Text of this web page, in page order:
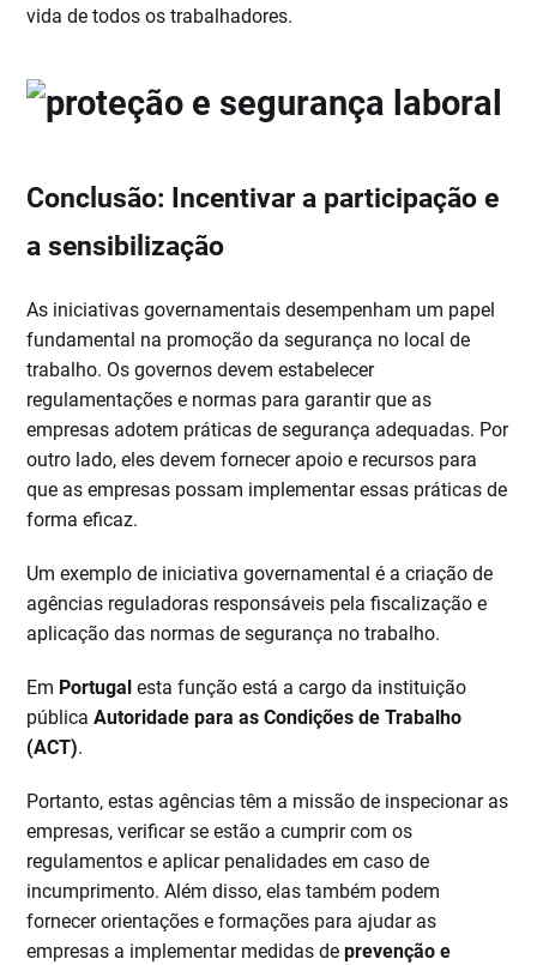
vida de todos os trabalhadores.
Conclusão: Incentivar a participação e
a sensibilização
As iniciativas governamentais desempenham um papel
fundamental na promoção da segurança no local de
trabalho. Os governos devem estabelecer
regulamentações e normas para garantir que as
empresas adotem práticas de segurança adequadas. Por
outro lado, eles devem fornecer apoio e recursos para
que as empresas possam implementar essas práticas de
forma eficaz.
Um exemplo de iniciativa governamental é a criação de
agências reguladoras responsáveis ​​pela fiscalização e
aplicação das normas de segurança no trabalho.
Em Portugal esta função está a cargo da instituição
públicaAutoridade para as Condições de Trabalho
(ACT).
Portanto, estas agências têm a missão de inspecionar as
empresas, verificar se estão a cumprir com os
regulamentos e aplicar penalidades em caso de
incumprimento. Além disso, elas também podem
fornecer orientações e formações para ajudar as
empresas a implementar medidas deprevenção e